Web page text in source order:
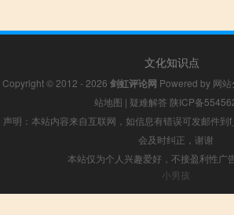
文化知识点
Copyright © 2012 - 2026 剑虹评论网 Powered by 网
站地图 | 疑难解答 陕ICP备
声明：本站内容来自互联网，如信息有错误可发邮件
会及时纠正，谢谢
本站仅为个人兴趣爱好，不接盈利性广
小男孩